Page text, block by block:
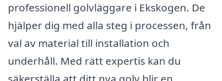
professionell golvläggare i Ekskogen. De
hjälper dig med alla steg i processen, från
val av material till installation och
underhåll. Med rätt expertis kan du